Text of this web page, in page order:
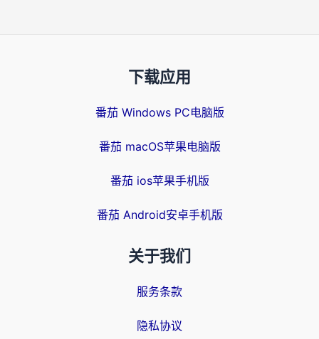
下载应用
番茄 Windows PC电脑版
番茄 macOS苹果电脑版
番茄 ios苹果手机版
番茄 Android安卓手机版
关于我们
服务条款
隐私协议